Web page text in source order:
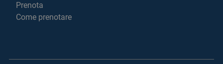
Prenota
Come prenotare